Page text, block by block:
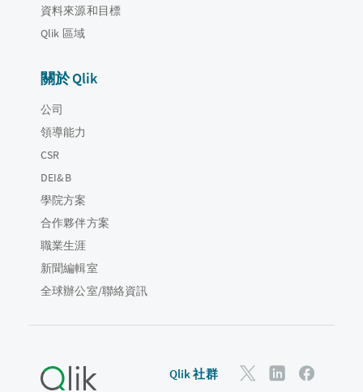
資料來源和目標
Qlik 區域
關於 Qlik
公司
領導能力
CSR
DEI&B
學院方案
合作夥伴方案
職業生涯
新聞編輯室
全球辦公室/聯絡資訊
Qlik 社群